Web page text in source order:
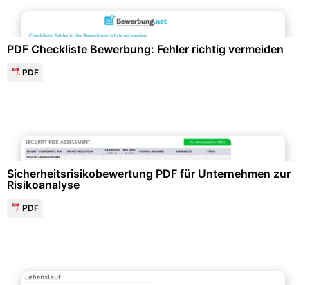
PDF Checkliste Bewerbung: Fehler richtig vermeiden
PDF
Sicherheitsrisikobewertung PDF für Unternehmen zur
Risikoanalyse
PDF